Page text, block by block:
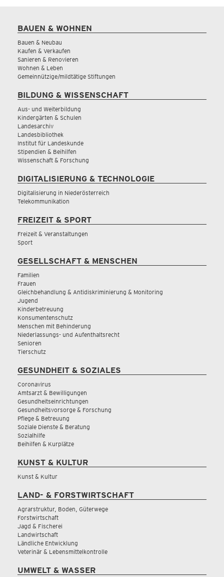
BAUEN & WOHNEN
Bauen & Neubau
Kaufen & Verkaufen
Sanieren & Renovieren
Wohnen & Leben
Gemeinnützige/mildtätige Stiftungen
BILDUNG & WISSENSCHAFT
Aus- und Weiterbildung
Kindergärten & Schulen
Landesarchiv
Landesbibliothek
Institut für Landeskunde
Stipendien & Beihilfen
Wissenschaft & Forschung
DIGITALISIERUNG & TECHNOLOGIE
Digitalisierung in Niederösterreich
Telekommunikation
FREIZEIT & SPORT
Freizeit & Veranstaltungen
Sport
GESELLSCHAFT & MENSCHEN
Familien
Frauen
Gleichbehandlung & Antidiskriminierung & Monitoring
Jugend
Kinderbetreuung
Konsumentenschutz
Menschen mit Behinderung
Niederlassungs- und Aufenthaltsrecht
Senioren
Tierschutz
GESUNDHEIT & SOZIALES
Coronavirus
Amtsarzt & Bewilligungen
Gesundheitseinrichtungen
Gesundheitsvorsorge & Forschung
Pflege & Betreuung
Soziale Dienste & Beratung
Sozialhilfe
Beihilfen & Kurplätze
KUNST & KULTUR
Kunst & Kultur
LAND- & FORSTWIRTSCHAFT
Agrarstruktur, Boden, Güterwege
Forstwirtschaft
Jagd & Fischerei
Landwirtschaft
Ländliche Entwicklung
Veterinär & Lebensmittelkontrolle
UMWELT & WASSER